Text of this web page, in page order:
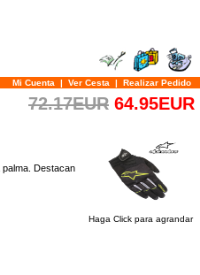
Mi Cuenta | Ver Cesta | Realizar Pedido
72.17EUR 64.95EUR
Haga Click para agrandar
Destacan